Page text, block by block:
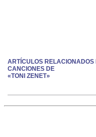
ARTÍCULOS RELACIONADOS
CANCIONES DE
«TONI ZENET»